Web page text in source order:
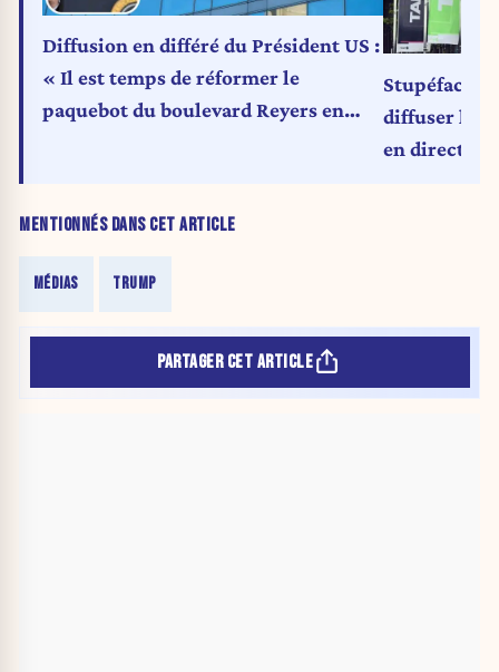
MENTIONNÉS DANS CET ARTICLE
MÉDIAS TRUMP
Diffusion en différé du Président US :
« Il est temps de réformer le
paquebot du boulevard Reyers en
diffuser le
en direct
PARTAGER CET ARTICLE